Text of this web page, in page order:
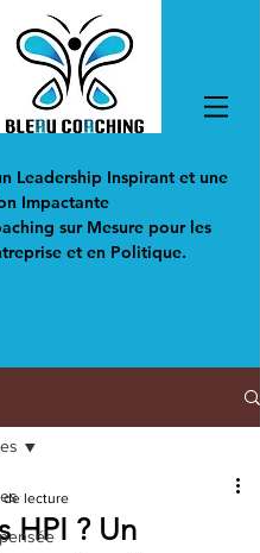
Leadership Inspirant et une
Impactante
sur Mesure pour les
et en Politique.
HPI ? Un
de lecture